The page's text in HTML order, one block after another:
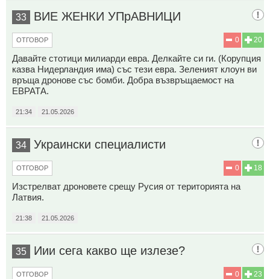
33 ВИЕ ЖЕНКИ УПрАВНИЦИ
20
0
ОТГОВОР
Давайте стотици милиарди евра. Делкайте си ги. (Корупция
казва Нидерландия има) със тези евра. Зеленият клоун ви
връща дронове със бомби. Добра възвръщаемост на
ЕВРАТА.
21:34 21.05.2026
34 Украински специалисти
18
0
ОТГОВОР
Изстрелват дроновете срещу Русия от територията на
Латвия.
21:38 21.05.2026
35 Иии сега какво ще излезе?
23
0
ОТГОВОР